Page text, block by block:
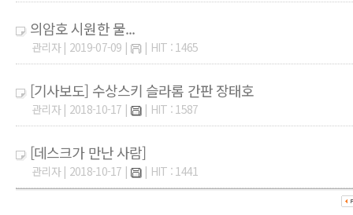
의암호 시원한 물...
관리자 | 2019-07-09 | | HIT : 1465
[기사보도] 수상스키 슬라롬 간판 장태호
관리자 | 2018-10-17 | | HIT : 1587
[데스크가 만난 사람]
관리자 | 2018-10-17 | | HIT : 1441